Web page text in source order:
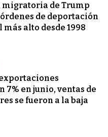
migratoria de Trump
de deportación
más alto desde 1998
7% en junio, ventas de
se fueron a la baja